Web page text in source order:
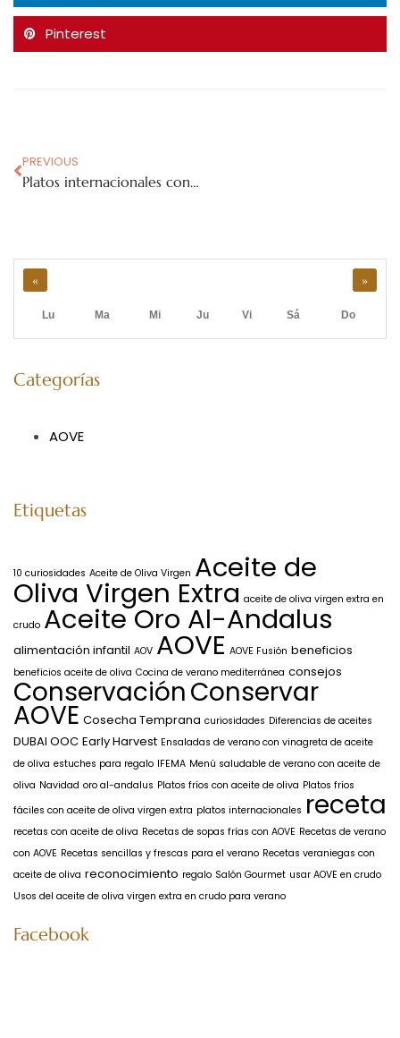
Pinterest
PREVIOUS
Platos internacionales con aceite de oliva virgen extra
« »
Lu Ma Mi Ju Vi Sá Do
Categorías
AOVE
Etiquetas
10 curiosidades Aceite de Oliva Virgen Aceite de
Oliva Virgen Extra aceite de oliva virgen extra en
crudo Aceite Oro Al-Andalus
alimentación infantil AOV AOVE AOVE Fusión beneficios
beneficios aceite de oliva Cocina de verano mediterránea consejos
ConservaciónConservar
AOVE Cosecha Temprana curiosidades Diferencias de aceites
DUBAI OOC Early Harvest Ensaladas de verano con vinagreta de aceite
de oliva estuches para regalo IFEMA Menú saludable de verano con aceite de
oliva Navidad oro al-andalus Platos fríos con aceite de oliva Platos fríos
fáciles con aceite de oliva virgen extra platos internacionales receta
recetas con aceite de oliva Recetas de sopas frías con AOVE Recetas de verano
con AOVE Recetas sencillas y frescas para el verano Recetas veraniegas con
aceite de oliva reconocimiento regalo Salón Gourmet usar AOVE en crudo
Usos del aceite de oliva virgen extra en crudo para verano
Facebook